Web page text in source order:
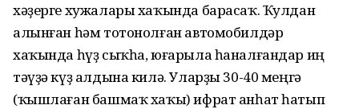
хәҙерге хужалары хаҡында барасаҡ. Ҡулдан
алынған һәм тотонолған автомобилдәр
хаҡында һүҙ сыҡһа, юғарыла һаналғандар иң
тәүҙә күҙ алдына килә. Уларҙы 30-40 меңгә
(ҡышлаған башмаҡ хаҡы) ифрат анһат һатып